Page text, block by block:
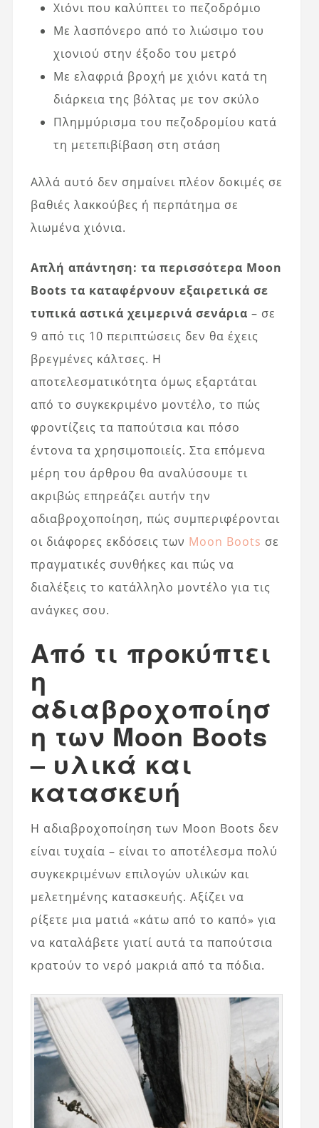
Χιόνι που καλύπτει το πεζοδρόμιο
Με λασπόνερο από το λιώσιμο του
χιονιού στην έξοδο του μετρό
Με ελαφριά βροχή με χιόνι κατά τη
διάρκεια της βόλτας με τον σκύλο
Πλημμύρισμα του πεζοδρομίου κατά
τη μετεπιβίβαση στη στάση
Αλλά αυτό δεν σημαίνει πλέον δοκιμές σε
βαθιές λακκούβες ή περπάτημα σε
λιωμένα χιόνια.
Απλή απάντηση: τα περισσότερα Moon
Boots τα καταφέρνουν εξαιρετικά σε
τυπικά αστικά χειμερινά σενάρια – σε
9 από τις 10 περιπτώσεις δεν θα έχεις
βρεγμένες κάλτσες. Η
αποτελεσματικότητα όμως εξαρτάται
από το συγκεκριμένο μοντέλο, το πώς
φροντίζεις τα παπούτσια και πόσο
έντονα τα χρησιμοποιείς. Στα επόμενα
μέρη του άρθρου θα αναλύσουμε τι
ακριβώς επηρεάζει αυτήν την
αδιαβροχοποίηση, πώς συμπεριφέρονται
οι διάφορες εκδόσεις των Moon Boots σε
πραγματικές συνθήκες και πώς να
διαλέξεις το κατάλληλο μοντέλο για τις
ανάγκες σου.
Από τι προκύπτει
η
αδιαβροχοποίησ
η των Moon Boots
– υλικά και
κατασκευή
Η αδιαβροχοποίηση των Moon Boots δεν
είναι τυχαία – είναι το αποτέλεσμα πολύ
συγκεκριμένων επιλογών υλικών και
μελετημένης κατασκευής. Αξίζει να
ρίξετε μια ματιά «κάτω από το καπό» για
να καταλάβετε γιατί αυτά τα παπούτσια
κρατούν το νερό μακριά από τα πόδια.